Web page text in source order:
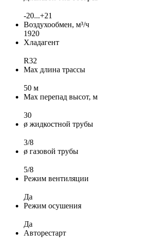
-20...+21
Воздухообмен, м³/ч
1920
Хладагент
R32
Max длина трассы
50 м
Max перепад высот, м
30
ø жидкостной трубы
3/8
ø газовой трубы
5/8
Режим вентиляции
Да
Режим осушения
Да
Авторестарт